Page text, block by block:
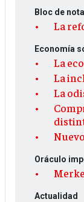
Bloc de
La
Economía
La
La
La
Oráculo
Actualidad